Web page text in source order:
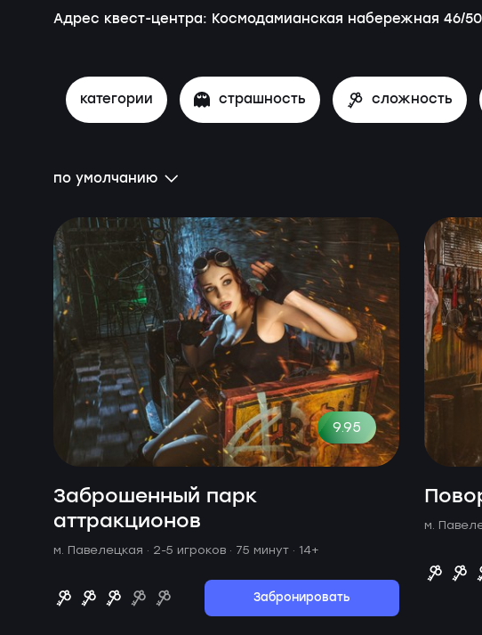
Адрес квест-центра: Космодамианская набережная 46/
категории страшность сложность
по умолчанию
9.95
Заброшенный парк
аттракционов
м. Павелецкая · 2-5 игроков · 75 минут · 14+
Забронировать
м.